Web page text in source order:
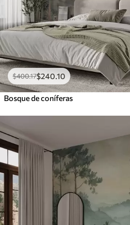
$400.17$240 .10
Bosque de coníferas